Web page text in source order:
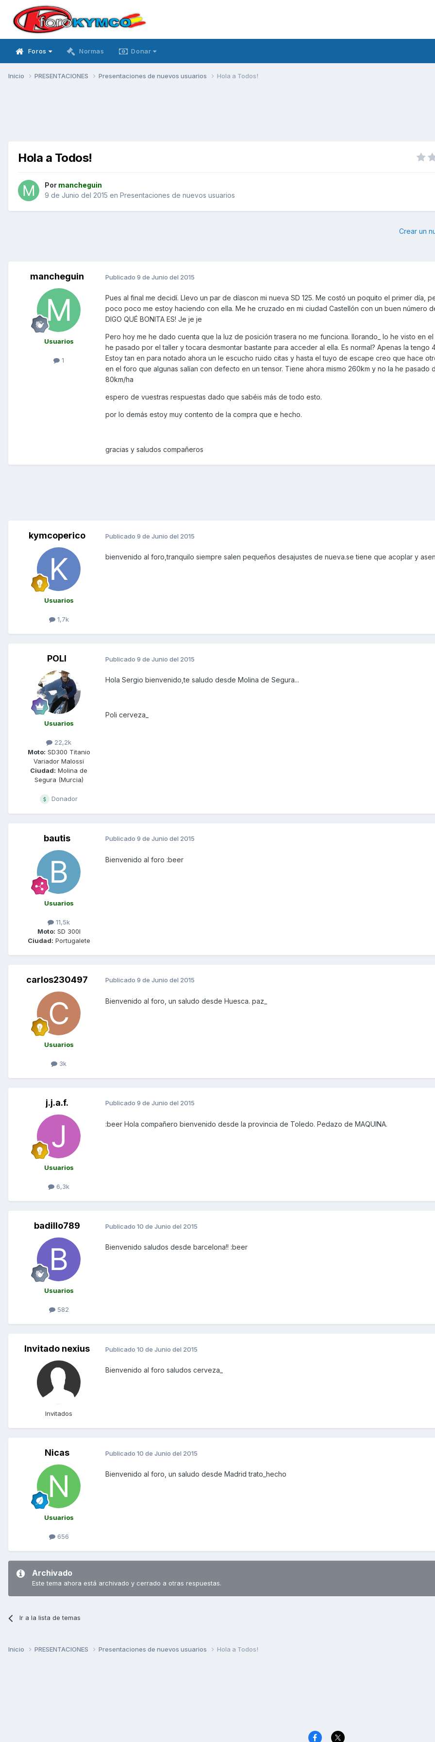
Foros Normas Donar
Inicio PRESENTACIONES Presentaciones de nuevos usuarios Hola a Todos!
Hola a Todos!
Por mancheguin
9 de Junio del 2015 en Presentaciones de nuevos usuarios
Crear un
mancheguin
Usuarios
1
Publicado 9 de Junio del 2015
Pues al final me decidí. Llevo un par de díascon mi nueva SD 125. Me costó un poquito el primer día,
poco poco me estoy haciendo con ella. Me he cruzado en mi ciudad Castellón con un buen número
DIGO QUÉ BONITA ES! Je je je
Pero hoy me he dado cuenta que la luz de posición trasera no me funciona. llorando_ lo he visto en el
he pasado por el taller y tocara desmontar bastante para acceder al ella. Es normal? Apenas la tengo
Estoy tan en para notado ahora un le escucho ruido citas y hasta el tuyo de escape creo que hace
en el foro que algunas salían con defecto en un tensor. Tiene ahora mismo 260km y no la he pasado
80km/ha
espero de vuestras respuestas dado que sabéis más de todo esto.
por lo demás estoy muy contento de la compra que e hecho.
gracias y saludos compañeros
kymcoperico
Usuarios
1,7k
Publicado 9 de Junio del 2015
bienvenido al foro,tranquilo siempre salen pequeños desajustes de nueva.se tiene que acoplar y
POLI
Usuarios
22,2k
Moto: SD300 Titanio
Variador Malossi
Ciudad: Molina de
Segura (Murcia)
Donador
Publicado 9 de Junio del 2015
Hola Sergio bienvenido,te saludo desde Molina de Segura...
Poli cerveza_
bautis
Usuarios
11,5k
Moto: SD 300I
Ciudad: Portugalete
Publicado 9 de Junio del 2015
Bienvenido al foro :beer
carlos230497
Usuarios
3k
Publicado 9 de Junio del 2015
Bienvenido al foro, un saludo desde Huesca. paz_
j.j.a.f.
Usuarios
6,3k
Publicado 9 de Junio del 2015
:beer Hola compañero bienvenido desde la provincia de Toledo. Pedazo de MAQUINA.
badillo789
Usuarios
582
Publicado 10 de Junio del 2015
Bienvenido saludos desde barcelona!! :beer
Invitado nexius
Invitados
Publicado 10 de Junio del 2015
Bienvenido al foro saludos cerveza_
Nicas
Usuarios
656
Publicado 10 de Junio del 2015
Bienvenido al foro, un saludo desde Madrid trato_hecho
Archivado
Este tema ahora está archivado y cerrado a otras respuestas.
Ir a la lista de temas
Inicio PRESENTACIONES Presentaciones de nuevos usuarios Hola a Todos!